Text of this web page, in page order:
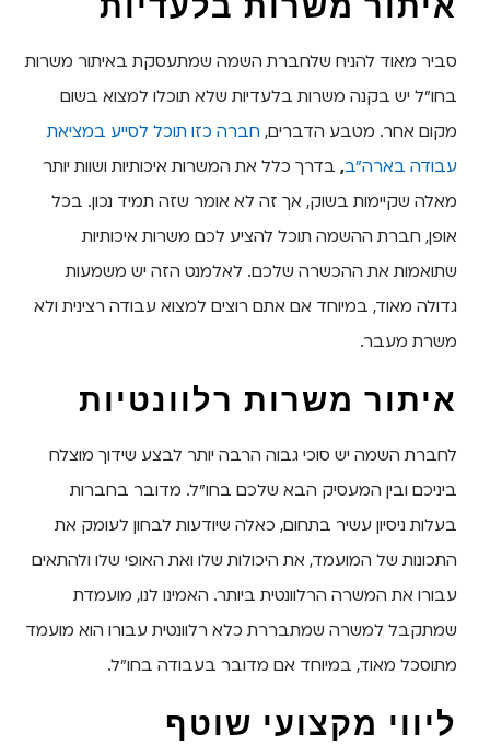
סביר מאוד להניח שלחברת השמה שמתעסקת באיתור משרות
בחו"ל יש בקנה משרות בלעדיות שלא תוכלו למצוא בשום
מקום אחר. מטבע הדברים, חברה כזו תוכל לסייע במציאת
עבודה בארה"ב, בדרך כלל את המשרות איכותיות ושוות יותר
מאלה שקיימות בשוק, אך זה לא אומר שזה תמיד נכון. בכל
אופן, חברת ההשמה תוכל להציע לכם משרות איכותיות
שתואמות את ההכשרה שלכם. לאלמנט הזה יש משמעות
גדולה מאוד, במיוחד אם אתם רוצים למצוא עבודה רצינית ולא
משרת מעבר.
איתור משרות רלוונטיות
לחברת השמה יש סוכי גבוה הרבה יותר לבצע שידוך מוצלח
ביניכם ובין המעסיק הבא שלכם בחו"ל. מדובר בחברות
בעלות ניסיון עשיר בתחום, כאלה שיודעות לבחון לעומק את
התכונות של המועמד, את היכולות שלו ואת האופי שלו ולהתאים
עבורו את המשרה הרלוונטית ביותר. האמינו לנו, מועמדת
שמתקבל למשרה שמתבררת כלא רלוונטית עבורו הוא מועמד
מתוסכל מאוד, במיוחד אם מדובר בעבודה בחו"ל.
ליווי מקצועי שוטף